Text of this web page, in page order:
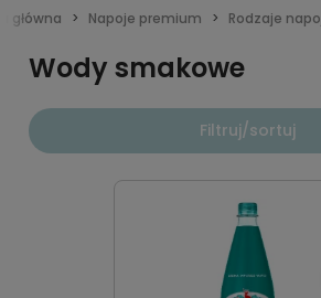
główna Napoje premium Rodzaje
Wody smakowe
Filtruj/sortuj